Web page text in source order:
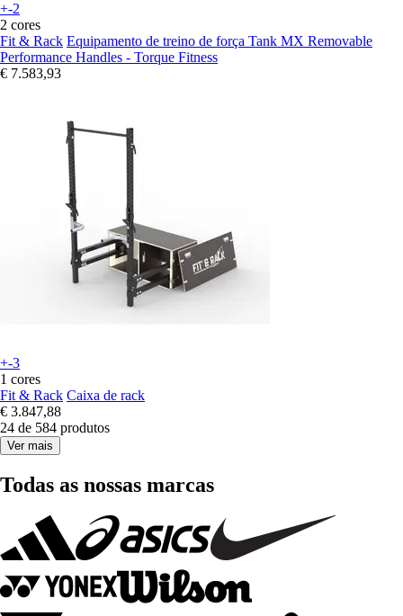
+-2
2 cores
Fit & Rack Equipamento de treino de força Tank MX Removable
Performance Handles - Torque Fitness
€ 7.583,93
+-3
1 cores
Fit & Rack Caixa de rack
€ 3.847,88
24 de 584 produtos
Ver mais
Todas as nossas marcas